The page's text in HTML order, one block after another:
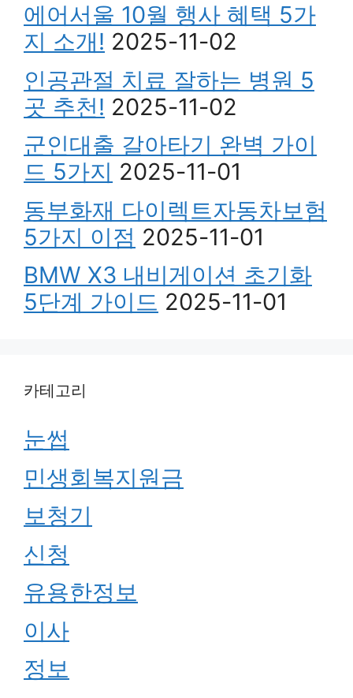
에어서울 10월 행사 혜택 5가
지 소개! 2025-11-02
인공관절 치료 잘하는 병원 5
곳 추천! 2025-11-02
군인대출 갈아타기 완벽 가이
드 5가지 2025-11-01
동부화재 다이렉트자동차보험
5가지 이점 2025-11-01
BMW X3 내비게이션 초기화
5단계 가이드 2025-11-01
카테고리
눈썹
민생회복지원금
보청기
신청
유용한정보
이사
정보